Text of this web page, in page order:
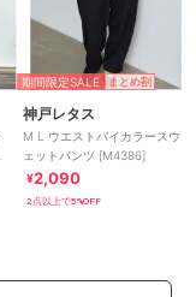
期間限定SALE まとめ割
神戸レタス
M L ウエストバイカラースウ
ェットパンツ [M4386]
¥2,090
2点以上で5%OFF